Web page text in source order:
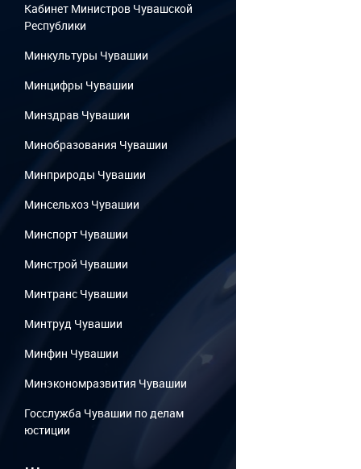
Кабинет Министров Чувашской
Республики
Минкультуры Чувашии
Минцифры Чувашии
Минздрав Чувашии
Минобразования Чувашии
Минприроды Чувашии
Минсельхоз Чувашии
Минспорт Чувашии
Минстрой Чувашии
Минтранс Чувашии
Минтруд Чувашии
Минфин Чувашии
Минэкономразвития Чувашии
Госслужба Чувашии по делам
юстиции
...